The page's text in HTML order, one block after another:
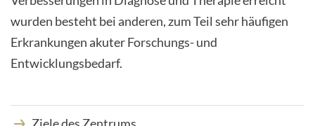
Impressum
Datenschutz
wurden besteht bei anderen, zum Teil sehr häufigen
Erkrankungen akuter Forschungs- und
Entwicklungsbedarf.